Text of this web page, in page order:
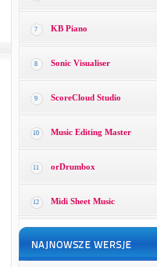
7 KB Piano
8 Sonic Visualiser
9 ScoreCloud Studio
10 Music Editing Master
11 orDrumbox
12 Midi Sheet Music